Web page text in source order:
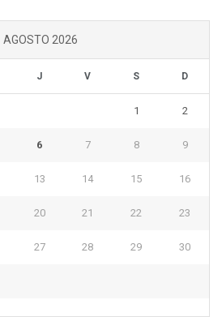
AGOSTO 2026
J V S D
1 2
6 7 8 9
13 14 15 16
20 21 22 23
27 28 29 30